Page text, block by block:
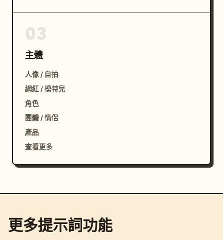
主體
人像 / 自拍
網紅 / 模特兒
角色
團體 / 情侶
產品
查看更多
更多提示詞功能